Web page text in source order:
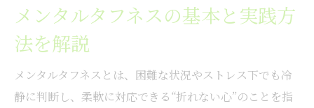
岐阜県独自のメンタル育成環境の特徴
現場でメンタルが必要とされる理由解説
ビジネスや教育現場でのメンタル重要性
強いメンタルを育てるための心理的コツ
メンタルタフネスの基本と実践方
法を解説
メンタルタフネスとは、困難な状況やストレス下でも冷
静に判断し、柔軟に対応できる“折れない心”のことを指